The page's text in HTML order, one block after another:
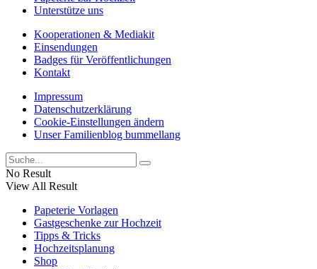
Unterstütze uns
Kooperationen & Mediakit
Einsendungen
Badges für Veröffentlichungen
Kontakt
Impressum
Datenschutzerklärung
Cookie-Einstellungen ändern
Unser Familienblog bummellang
No Result
View All Result
Papeterie Vorlagen
Gastgeschenke zur Hochzeit
Tipps & Tricks
Hochzeitsplanung
Shop